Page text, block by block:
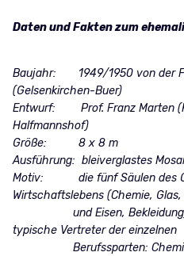
Daten und Fakten zum
Baujahr: 1949/1950 von der
(Gelsenkirchen-Buer)
Entwurf: Prof. Franz Marten
Halfmannshof)
Größe: 8 x 8 m
Ausführung: bleiverglastes
Motiv: die fünf Säulen des
Wirtschaftslebens (Chemie,
und Eisen, Bekleidung) –
typische Vertreter der einzelnen
Berufssparten: